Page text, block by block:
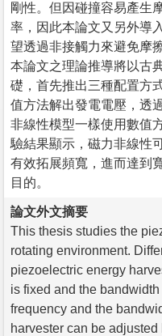
剛性。但因碰撞容易產生
率，因此本論文又另外導
望透過非接觸力來避免摩擦
本論文之理論推導將以古
礎，首先推出三種配置方
值方法解出發電電壓，透
非線性模型一樣使用數值
驗結果顯示，磁力非線性
有效拓展頻寬，進而達到
目的。
論文外文摘要
This thesis studies the
rotating environment.
piezoelectric energy
is fixed and the
frequency and the
harvester can be